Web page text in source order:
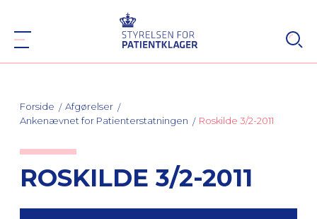
Forside
Afgørelser
Ankenævnet for Patienterstatningen
Roskilde 3/2-2011
ROSKILDE 3/2-2011